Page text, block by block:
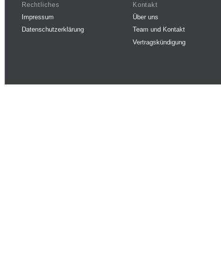
Rechtliches
Impressum
Datenschutzerklärung
Kontakt
Über uns
Team und Kontakt
Vertragskündigung